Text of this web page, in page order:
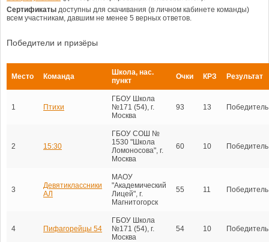
Сертификаты доступны для скачивания (в личном кабинете команды)
всем участникам, давшим не менее 5 верных ответов.
Победители и призёры
Место Команда
Школа, нас.
пункт
Очки КРЗ Результат
1 Птихи
ГБОУ Школа
№171 (54), г.
Москва
93 13 Победитель
2 15:30
ГБОУ СОШ №
1530 "Школа
Ломоносова", г.
Москва
60 10 Победитель
3
Девятиклассники
АЛ
МАОУ
"Академический
Лицей", г.
Магнитогорск
55 11 Победитель
4 Пифагорейцы 54
ГБОУ Школа
№171 (54), г.
Москва
54 10 Победитель